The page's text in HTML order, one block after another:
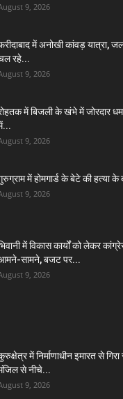
9, 2026
में अनोखी कांवड़ यात्रा,
रहे...
9, 2026
में बिजली के खंभे में जोरदार
9, 2026
में होमगार्ड के बेटे की हत्या के
9, 2026
में विकास कार्यों को लेकर
सामने, बजट पर...
9, 2026
में निर्माणाधीन इमारत से गिरा
से नीचे...
9, 2026